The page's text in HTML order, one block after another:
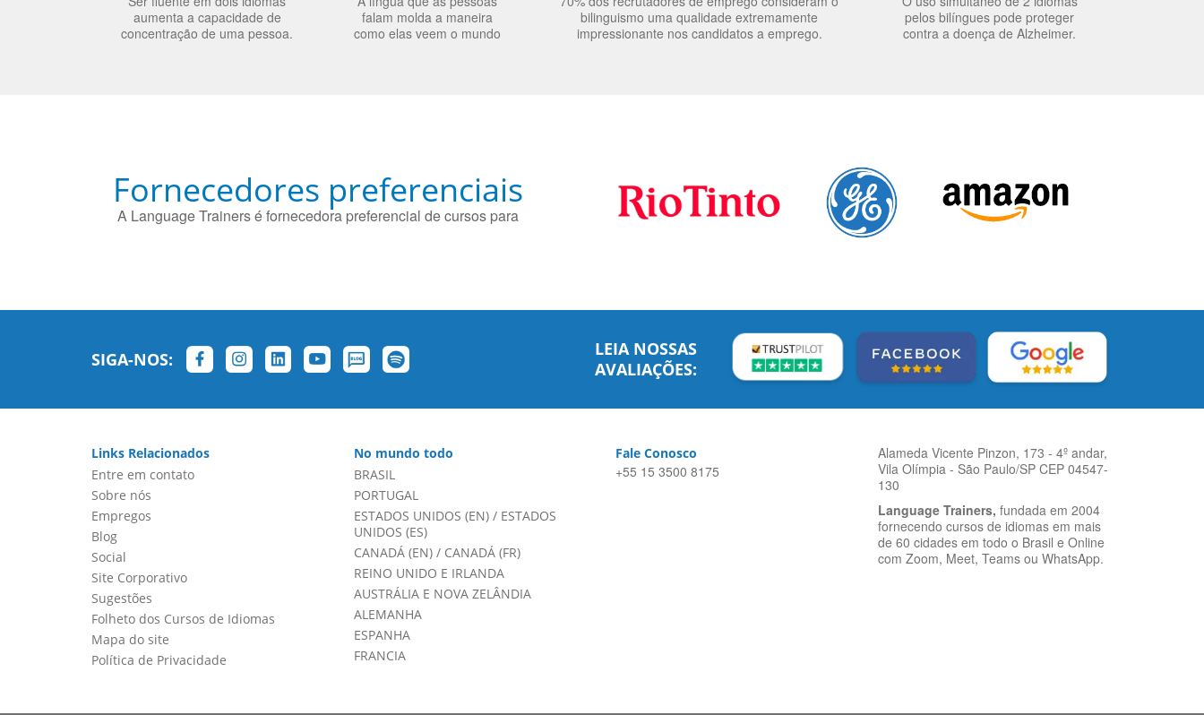
aumenta a capacidade de
concentração de uma pessoa.
falam molda a maneira
como elas veem o mundo
bilinguismo uma qualidade extremamente
impressionante nos candidatos a emprego.
pelos bilíngues pode proteger
contra a doença de Alzheimer.
Fornecedores preferenciais
A Language Trainers é fornecedora preferencial de cursos para
SIGA-NOS:
LEIA NOSSAS
AVALIAÇÕES:
Links Relacionados
Entre em contato
Sobre nós
Empregos
Blog
Social
Site Corporativo
Sugestões
Folheto dos Cursos de Idiomas
Mapa do site
Política de Privacidade
No mundo todo
BRASIL
PORTUGAL
ESTADOS UNIDOS (EN)/ ESTADOS
UNIDOS (ES)
CANADÁ (EN)/ CANADÁ (FR)
REINO UNIDO E IRLANDA
AUSTRÁLIA E NOVA ZELÂNDIA
ALEMANHA
ESPANHA
FRANCIA
Fale Conosco
+55 15 3500 8175
Alameda Vicente Pinzon, 173 - 4º andar,
Vila Olímpia - São Paulo/SP CEP 04547-
130
Language Trainers, fundada em 2004
fornecendo cursos de idiomas em mais
de 60 cidades em todo o Brasil e Online
com Zoom, Meet, Teams ou WhatsApp.